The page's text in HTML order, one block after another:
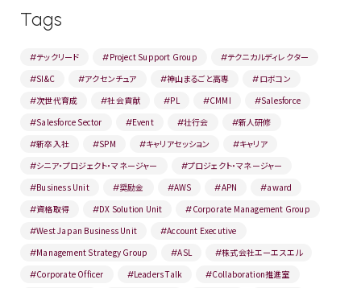
Tags
#テックリード #Project Support Group #テクニカルディレクター
#SI&C #アクセンチュア #神山まるごと高専 #ロボコン
#次世代育成 #社会貢献 #PL #CMMI #Salesforce
#Salesforce Sector #Event #壮行会 #新人研修
#新卒入社 #SPM #キャリアセッション #キャリア
#シニア・プロジェクト・マネージャー #プロジェクト・マネージャー
#Business Unit #奨励金 #AWS #APN #award
#資格取得 #DX Solution Unit #Corporate Management Group
#West Japan Business Unit #Account Executive
#Management Strategy Group #ASL #株式会社エーエスエル
#Corporate Officer #Leaders Talk #Collaboration推進室